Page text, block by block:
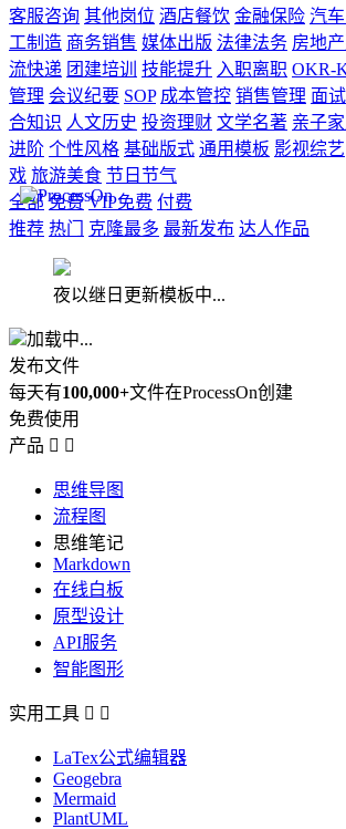
客服咨询 其他岗位 酒店餐饮 金融保险 汽
工制造 商务销售 媒体出版 法律法务 房地
流快递 团建培训 技能提升 入职离职 OKR-
管理 会议纪要 SOP 成本管控 销售管理 面
合知识 人文历史 投资理财 文学名著 亲子
进阶 个性风格 基础版式 通用模板 影视综艺
戏 旅游美食 节日节气
全部 免费 VIP免费 付费
推荐 热门 克隆最多 最新发布 达人作品
夜以继日更新模板中...
加载中...
发布文件
每天有100,000+文件在ProcessOn创建
免费使用
产品  
思维导图
流程图
思维笔记
Markdown
在线白板
原型设计
API服务
智能图形
实用工具  
LaTex公式编辑器
Geogebra
Mermaid
PlantUML